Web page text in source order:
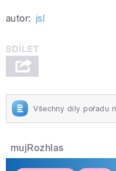
autor: jsl
Všechny díly pořadu
mujRozhlas